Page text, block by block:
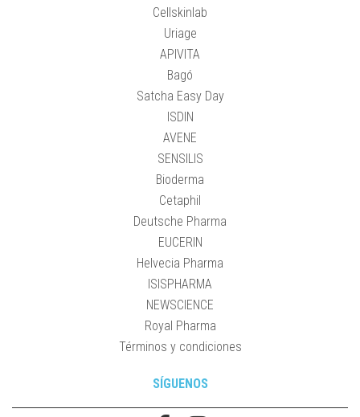
Cellskinlab
Uriage
APIVITA
Bagó
Satcha Easy Day
ISDIN
AVENE
SENSILIS
Bioderma
Cetaphil
Deutsche Pharma
EUCERIN
Helvecia Pharma
ISISPHARMA
NEWSCIENCE
Royal Pharma
Términos y condiciones
SÍGUENOS